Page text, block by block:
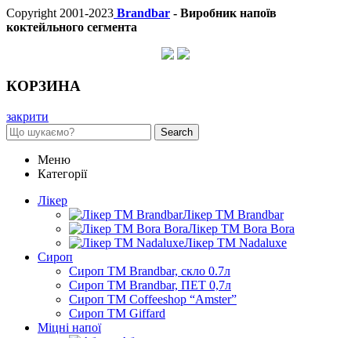
Copyright 2001-2023 Brandbar - Виробник напоїв
коктейльного сегмента
КОРЗИНА
закрити
Search
Меню
Категорії
Лікер
Лікер ТМ Brandbar
Лікер ТМ Bora Bora
Лікер ТМ Nadaluxe
Сироп
Сироп TM Brandbar, скло 0.7л
Сироп TM Brandbar, ПЕТ 0,7л
Сироп TM Coffeeshop “Amster”
Сироп TM Giffard
Міцні напої